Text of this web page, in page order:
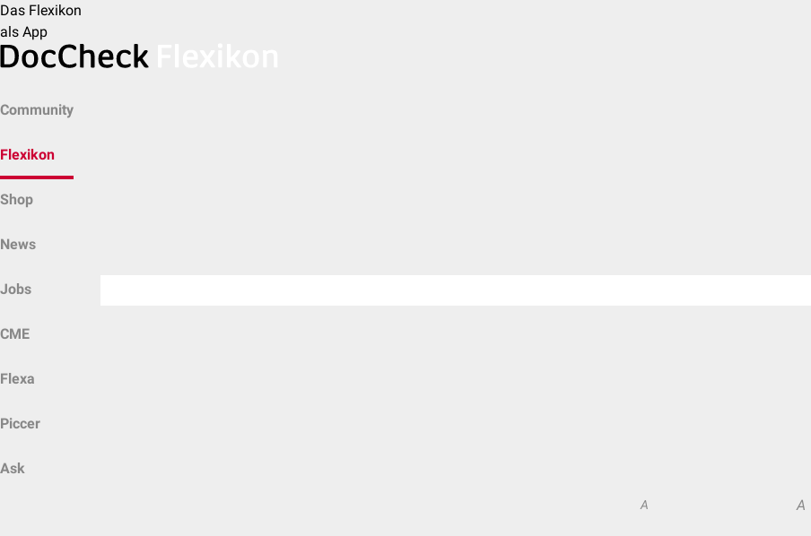
Das Flexikon
als App
Community
Flexikon
Shop
News
Jobs
CME
Flexa
Piccer
Ask
A A